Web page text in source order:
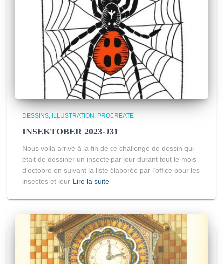
DESSINS ILLUSTRATION PROCREATE
INSEKTOBER 2023-J31
Nous voila arrivé à la fin de ce challenge de dessin qui
était de dessiner un insecte par jour durant tout le mois
d’octobre en suivant la liste élaborée par l’office pour les
insectes et leur Lire la suite